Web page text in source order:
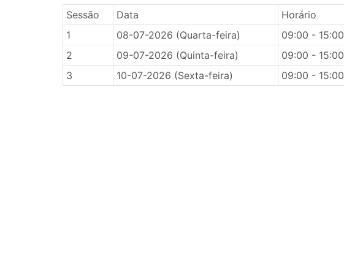
Sessão
Data Horário
1
08-07-2026 (Quarta-feira) 09:00 - 15:00
2
09-07-2026 (Quinta-feira) 09:00 - 15:00
3
10-07-2026 (Sexta-feira) 09:00 - 15:00